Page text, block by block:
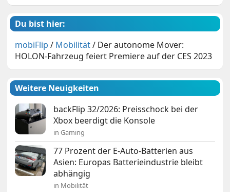
Du bist hier:
mobiFlip / Mobilität/ Der autonome Mover:
HOLON-Fahrzeug feiert Premiere auf der CES 2023
Weitere Neuigkeiten
backFlip 32/2026: Preisschock bei der
Xbox beerdigt die Konsole
in Gaming
77 Prozent der E-Auto-Batterien aus
Asien: Europas Batterieindustrie bleibt
abhängig
in Mobilität